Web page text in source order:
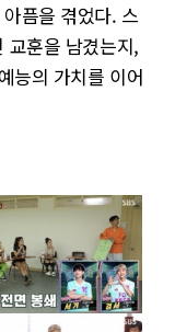
픔을 겪었다. 스
교훈을 남겼는지,
능의 가치를 이어